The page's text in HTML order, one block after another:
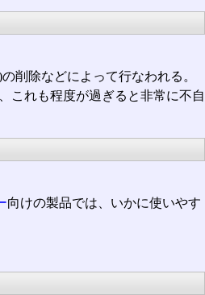
削除などによって行なわれる。
これも程度が過ぎると非常に不自
向けの製品では、いかに使いやす